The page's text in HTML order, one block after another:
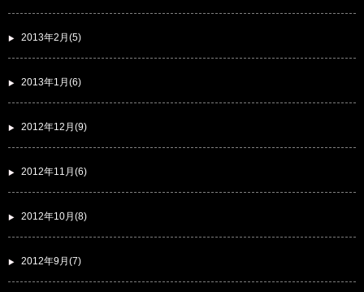
2013年2月(5)
2013年1月(6)
2012年12月(9)
2012年11月(6)
2012年10月(8)
2012年9月(7)